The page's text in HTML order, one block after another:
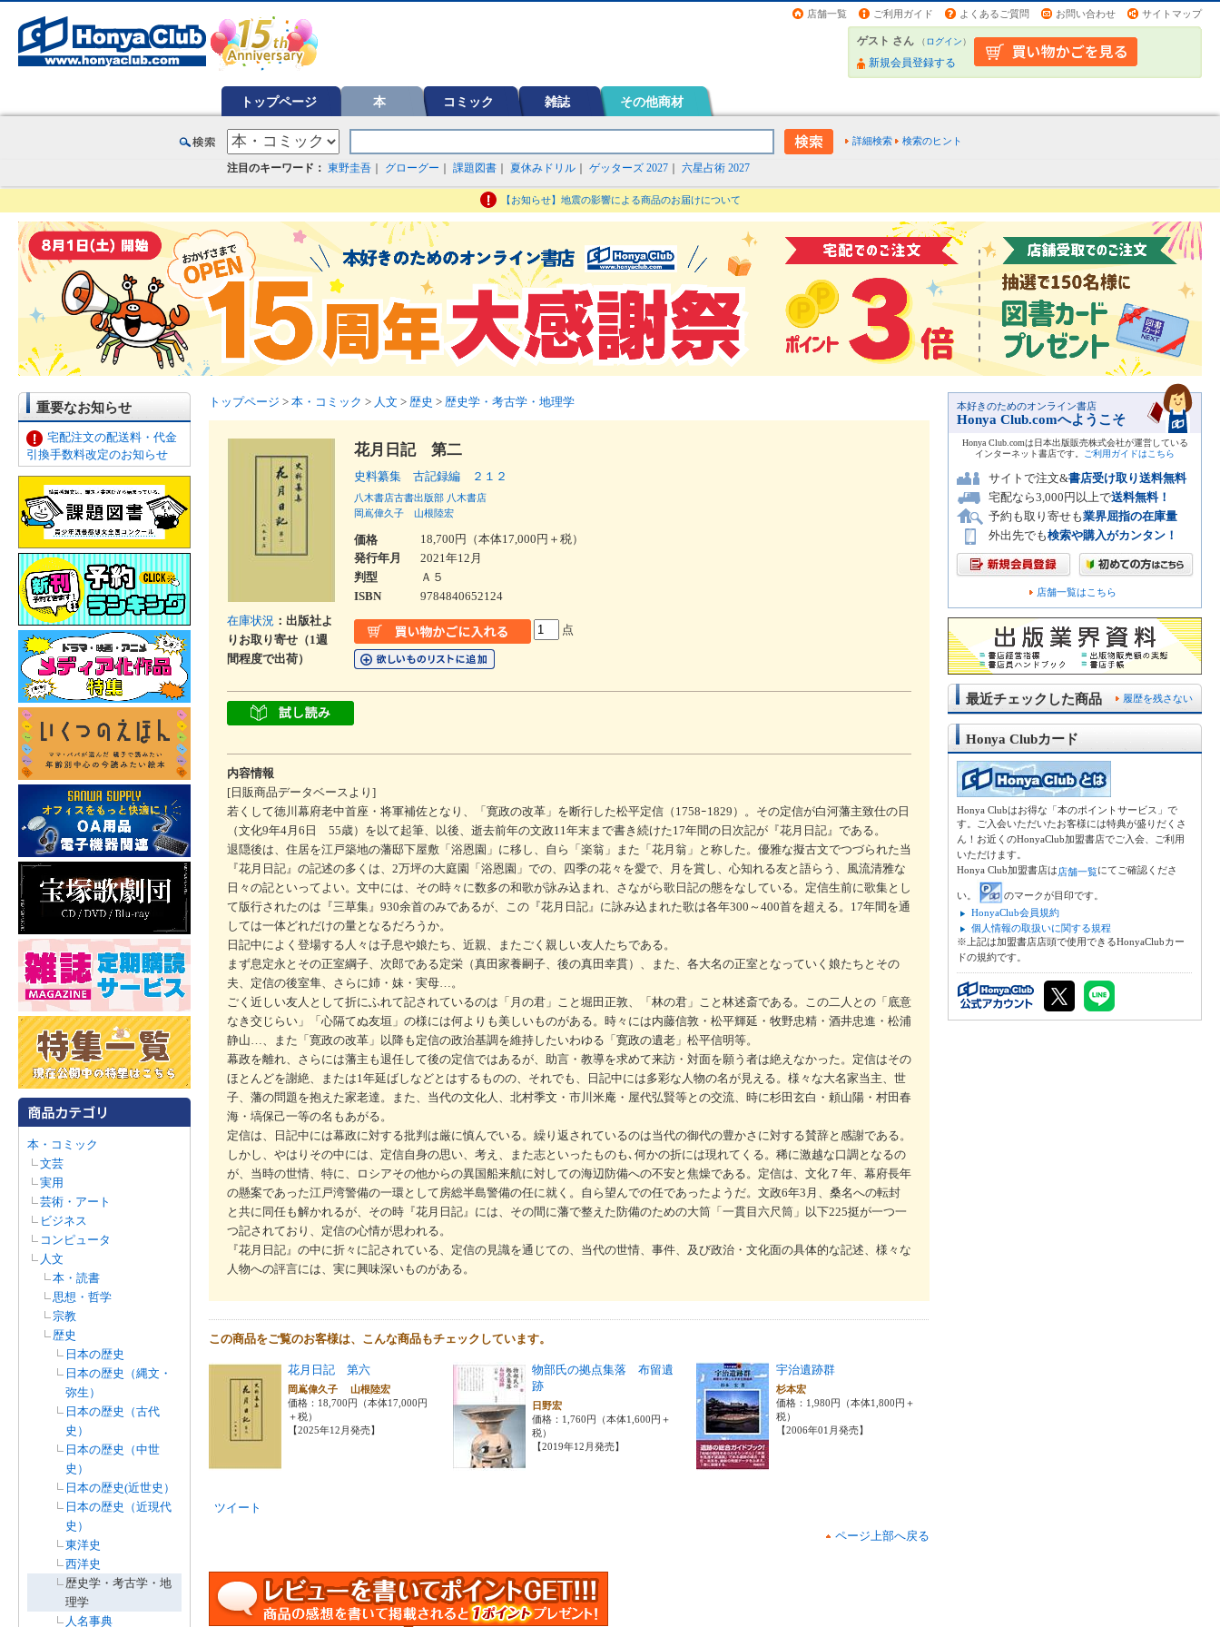
店舗一覧 ご利用ガイド よくあるご質問 お問い合わせ サイトマップ
ゲスト さん （ログイン）
新規会員登録する
トップページ 本 コミック 雑誌 その他商材
詳細検索 検索のヒント
注目のキーワード： 東野圭吾 グローグー 課題図書 夏休みドリル ゲッターズ 2027 六星占術 2027
【お知らせ】地震の影響による商品のお届けについて
重要なお知らせ
宅配注文の配送料・代金
引換手数料改定のお知らせ
本・コミック
文芸
実用
芸術・アート
ビジネス
コンピュータ
人文
本・読書
思想・哲学
宗教
歴史
日本の歴史
日本の歴史（縄文・
弥生）
日本の歴史（古代
史）
日本の歴史（中世
史）
日本の歴史(近世史）
日本の歴史（近現代
史）
東洋史
西洋史
歴史学・考古学・地
理学
人名事典
トップページ > 本・コミック > 人文 > 歴史 > 歴史学・考古学・地理学
在庫状況 ：出版社よ
りお取り寄せ（1週
間程度で出荷）
花月日記 第二
史料纂集 古記録編 ２１２
八木書店古書出版部 八木書店
岡嶌偉久子
山根陸宏
価格
18,700円（本体17,000円＋税）
発行年月
2021年12月
判型
Ａ５
ISBN
9784840652124
点
内容情報
[日販商品データベースより]
若くして徳川幕府老中首座・将軍補佐となり、「寛政の改革」を断行した松平定信（1758ｰ1829）。その定信が白河藩主致仕の日
（文化9年4月6日 55歳）を以て起筆、以後、逝去前年の文政11年末まで書き続けた17年間の日次記が『花月日記』である。
退隠後は、住居を江戸築地の藩邸下屋敷「浴恩園」に移し、自ら「楽翁」また「花月翁」と称した。優雅な擬古文でつづられた当
『花月日記』の記述の多くは、2万坪の大庭園「浴恩園」での、四季の花々を愛で、月を賞し、心知れる友と語らう、風流清雅な
日々の記といってよい。文中には、その時々に数多の和歌が詠み込まれ、さながら歌日記の態をなしている。定信生前に歌集とし
て版行されたのは『三草集』930余首のみであるが、この『花月日記』に詠み込まれた歌は各年300～400首を超える。17年間を通
しては一体どれだけの量となるだろうか。
日記中によく登場する人々は子息や娘たち、近親、またごく親しい友人たちである。
まず息定永とその正室綱子、次郎である定栄（真田家養嗣子、後の真田幸貫）、また、各大名の正室となっていく娘たちとその
夫、定信の後室隼、さらに姉・妹・実母…。
ごく近しい友人として折にふれて記されているのは「月の君」こと堀田正敦、「林の君」こと林述斎である。この二人との「底意
なき交じらい」「心隔てぬ友垣」の様には何よりも美しいものがある。時々には内藤信敦・松平輝延・牧野忠精・酒井忠進・松浦
静山…、また「寛政の改革」以降も定信の政治基調を維持したいわゆる「寛政の遺老」松平信明等。
幕政を離れ、さらには藩主も退任して後の定信ではあるが、助言・教導を求めて来訪・対面を願う者は絶えなかった。定信はその
ほとんどを謝絶、または1年延ばしなどとはするものの、それでも、日記中には多彩な人物の名が見える。様々な大名家当主、世
子、藩の問題を抱えた家老達。また、当代の文化人、北村季文・市川米庵・屋代弘賢等との交流、時に杉田玄白・頼山陽・村田春
海・塙保己一等の名もあがる。
定信は、日記中には幕政に対する批判は厳に慎んでいる。繰り返されているのは当代の御代の豊かさに対する賛辞と感謝である。
しかし、やはりその中には、定信自身の思い、考え、また志といったものも､何かの折には現れてくる。稀に激越な口調となるの
が、当時の世情、特に、ロシアその他からの異国船来航に対しての海辺防備への不安と焦燥である。定信は、文化７年、幕府長年
の懸案であった江戸湾警備の一環として房総半島警備の任に就く。自ら望んでの任であったようだ。文政6年3月、桑名への転封
と共に同任も解かれるが、その時『花月日記』には、その間に藩で整えた防備のための大筒「一貫目六尺筒」以下225挺が一つ一
つ記されており、定信の心情が思われる。
『花月日記』の中に折々に記されている、定信の見識を通じての、当代の世情、事件、及び政治・文化面の具体的な記述、様々な
人物への評言には、実に興味深いものがある。
この商品をご覧のお客様は、こんな商品もチェックしています。
花月日記 第六
岡嶌偉久子 山根陸宏
価格：18,700円（本体17,000円
＋税）
【2025年12月発売】
物部氏の拠点集落 布留遺
跡
日野宏
価格：1,760円（本体1,600円＋
税）
【2019年12月発売】
宇治遺跡群
杉本宏
価格：1,980円（本体1,800円＋
税）
【2006年01月発売】
ツイート
ページ上部へ戻る
本好きのためのオンライン書店
Honya Club.comへようこそ
Honya Club.comは日本出版販売株式会社が運営している
インターネット書店です。
ご利用ガイドはこちら
サイトで注文&書店受け取り送料無料
宅配なら3,000円以上で送料無料！
予約も取り寄せも業界屈指の在庫量
外出先でも検索や購入がカンタン！
店舗一覧はこちら
履歴を残さない
最近チェックした商品
Honya Clubカード
Honya Clubはお得な「本のポイントサービス」で
す。ご入会いただいたお客様には特典が盛りだくさ
ん！お近くのHonyaClub加盟書店でご入会、ご利用
いただけます。
Honya Club加盟書店は店舗一覧にてご確認くださ
い。
のマークが目印です。
HonyaClub会員規約
個人情報の取扱いに関する規程
※上記は加盟書店店頭で使用できるHonyaClubカー
ドの規約です。